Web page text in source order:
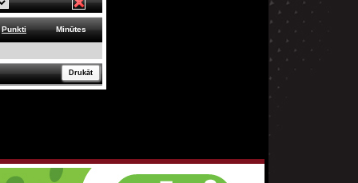
Punkti Minūtes
Drukāt